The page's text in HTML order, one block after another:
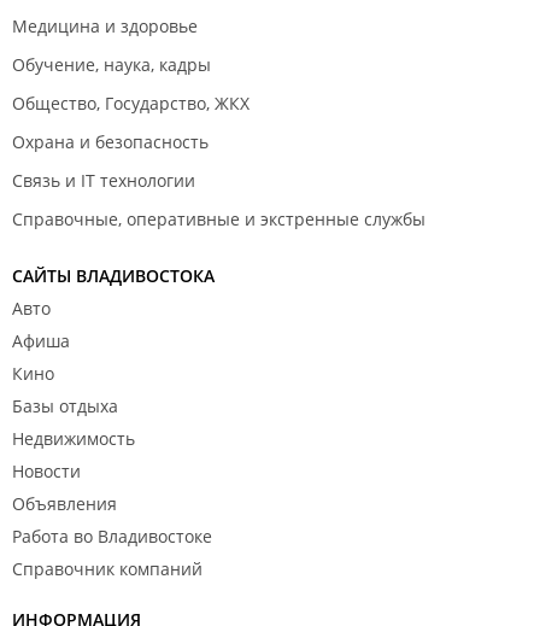
Медицина и здоровье
Обучение, наука, кадры
Общество, Государство, ЖКХ
Охрана и безопасность
Связь и IT технологии
Справочные, оперативные и экстренные службы
САЙТЫ ВЛАДИВОСТОКА
Авто
Афиша
Кино
Базы отдыха
Недвижимость
Новости
Объявления
Работа во Владивостоке
Справочник компаний
ИНФОРМАЦИЯ